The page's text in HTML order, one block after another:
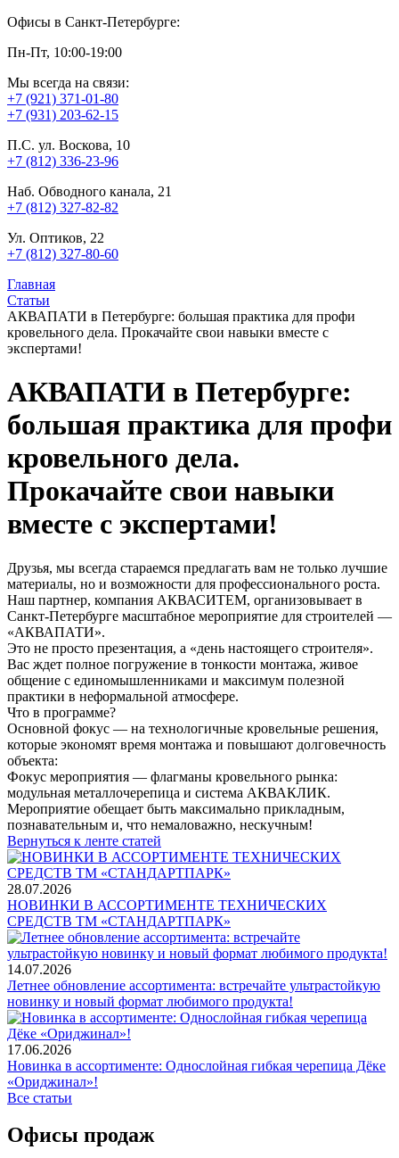
Офисы в Санкт-Петербурге:
Пн-Пт, 10:00-19:00
Мы всегда на связи:
+7 (921) 371-01-80
+7 (931) 203-62-15
П.С. ул. Воскова, 10
+7 (812) 336-23-96
Наб. Обводного канала, 21
+7 (812) 327-82-82
Ул. Оптиков, 22
+7 (812) 327-80-60
Главная
Статьи
АКВАПАТИ в Петербурге: большая практика для профи
кровельного дела. Прокачайте свои навыки вместе с
экспертами!
АКВАПАТИ в Петербурге:
большая практика для профи
кровельного дела.
Прокачайте свои навыки
вместе с экспертами!
Друзья, мы всегда стараемся предлагать вам не только лучшие
материалы, но и возможности для профессионального роста.
Наш партнер, компания АКВАСИТЕМ, организовывает в
Санкт-Петербурге масштабное мероприятие для строителей —
«АКВАПАТИ».
Это не просто презентация, а «день настоящего строителя».
Вас ждет полное погружение в тонкости монтажа, живое
общение с единомышленниками и максимум полезной
практики в неформальной атмосфере.
Что в программе?
Основной фокус — на технологичные кровельные решения,
которые экономят время монтажа и повышают долговечность
объекта:
Фокус мероприятия — флагманы кровельного рынка:
модульная металлочерепица и система АКВАКЛИК.
Мероприятие обещает быть максимально прикладным,
познавательным и, что немаловажно, нескучным!
Вернуться к ленте статей
28.07.2026
НОВИНКИ В АССОРТИМЕНТЕ ТЕХНИЧЕСКИХ
СРЕДСТВ ТМ «СТАНДАРТПАРК»
14.07.2026
Летнее обновление ассортимента: встречайте ультрастойкую
новинку и новый формат любимого продукта!
17.06.2026
Новинка в ассортименте: Однослойная гибкая черепица Дёке
«Ориджинал»!
Все статьи
Офисы продаж